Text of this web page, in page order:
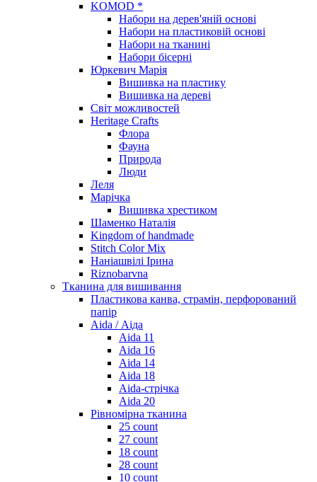
KOMOD *
Набори на дерев'яній основі
Набори на пластиковій основі
Набори на тканині
Набори бісерні
Юркевич Марія
Вишивка на пластику
Вишивка на дереві
Світ можливостей
Heritage Crafts
Флора
Фауна
Природа
Люди
Леля
Марічка
Вишивка хрестиком
Шаменко Наталія
Kingdom of handmade
Stitch Color Mix
Наніашвілі Ірина
Riznobarvna
Тканина для вишивання
Пластикова канва, страмін, перфорований
папір
Aida / Аіда
Aida 11
Aida 16
Aida 14
Aida 18
Aida-стрічка
Aida 20
Рівномірна тканина
25 count
27 count
18 count
28 count
10 count